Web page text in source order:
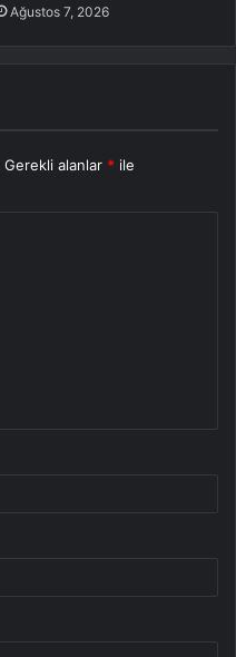
Ağustos 7, 2026
Gerekli alanlar * ile